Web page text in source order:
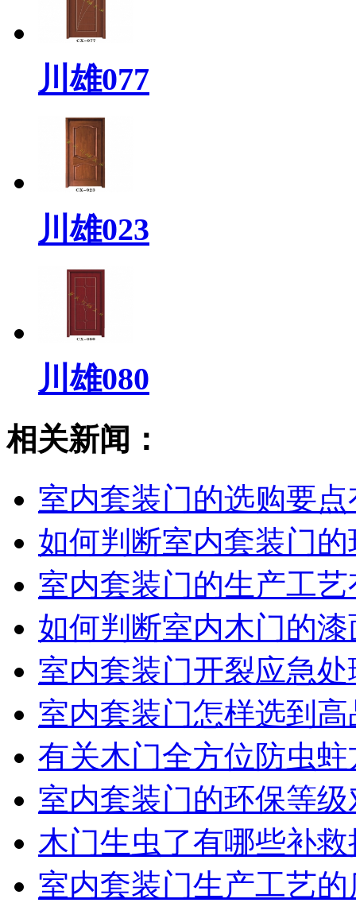
川雄077
川雄023
川雄080
相关新闻：
室内套装门的选购要
如何判断室内套装门
室内套装门的生产工
如何判断室内木门的
室内套装门开裂应急
室内套装门怎样选到
有关木门全方位防虫
室内套装门的环保等
木门生虫了有哪些补救
室内套装门生产工艺